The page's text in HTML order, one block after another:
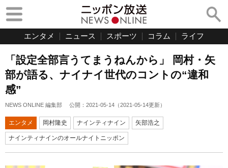
エンタメ ニュース スポーツ コラム ライフ
「設定全部言うてまうねんから」 岡村・矢
部が語る、ナイナイ世代のコントの“違和
感”
NEWS ONLINE 編集部 公開： 2021-05-14 （2021-05-14更新）
エンタメ 岡村隆史 ナインティナイン 矢部浩之
ナインティナインのオールナイトニッポン